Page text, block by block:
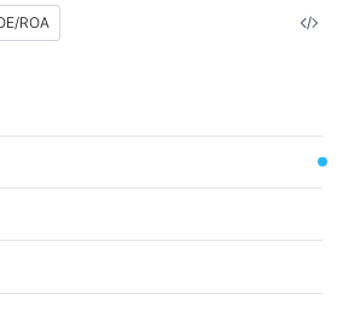
ROA